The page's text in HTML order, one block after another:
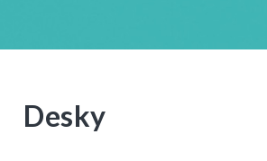
Desky